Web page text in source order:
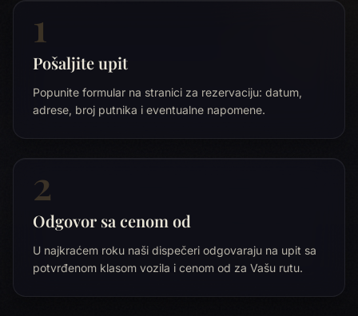
1
Pošaljite upit
Popunite formular na stranici za rezervaciju: datum,
adrese, broj putnika i eventualne napomene.
2
Odgovor sa cenom od
U najkraćem roku naši dispečeri odgovaraju na upit sa
potvrđenom klasom vozila i cenom od za Vašu rutu.